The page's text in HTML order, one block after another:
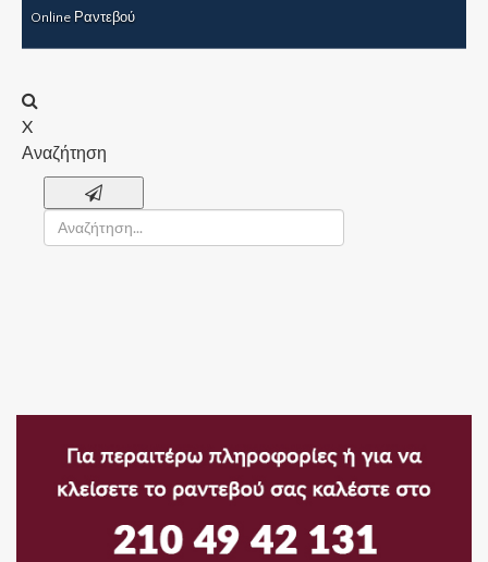
Online Ραντεβού
X
Αναζήτηση